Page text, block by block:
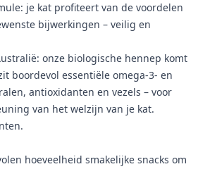
je kat profiteert van de voordelen
bijwerkingen – veilig en
onze biologische hennep komt
boordevol essentiële omega-3- en
antioxidanten en vezels – voor
van het welzijn van je kat.
hoeveelheid smakelijke snacks om